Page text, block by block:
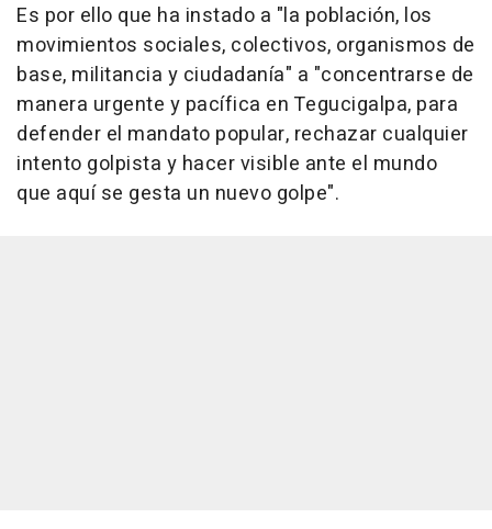
Es por ello que ha instado a "la población, los
movimientos sociales, colectivos, organismos de
base, militancia y ciudadanía" a "concentrarse de
manera urgente y pacífica en Tegucigalpa, para
defender el mandato popular, rechazar cualquier
intento golpista y hacer visible ante el mundo
que aquí se gesta un nuevo golpe".